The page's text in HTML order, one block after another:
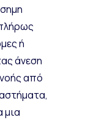
ή
άνεση
από
μια